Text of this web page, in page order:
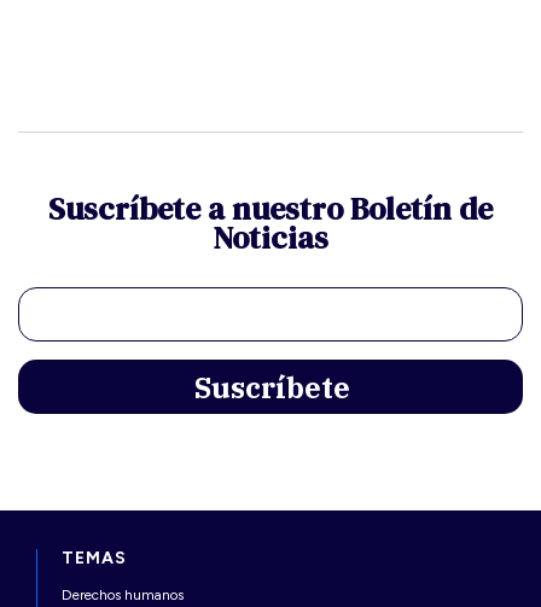
Suscríbete a nuestro Boletín de
Noticias
TEMAS
Derechos humanos